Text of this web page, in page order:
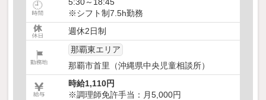
※シフト制7.5h勤務
週休2日制
那覇東エリア
那覇市首里（沖縄県中央児童相談所）
時給1,110円
※調理師免許手当：月5,000円